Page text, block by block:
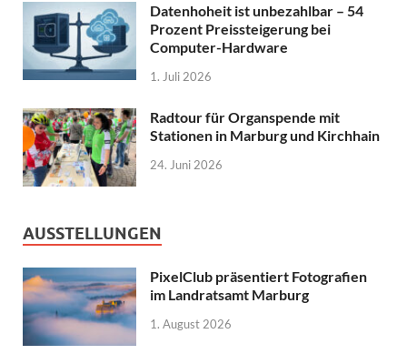
Datenhoheit ist unbezahlbar – 54
Prozent Preissteigerung bei
Computer-Hardware
1. Juli 2026
Radtour für Organspende mit
Stationen in Marburg und Kirchhain
24. Juni 2026
AUSSTELLUNGEN
PixelClub präsentiert Fotografien
im Landratsamt Marburg
1. August 2026